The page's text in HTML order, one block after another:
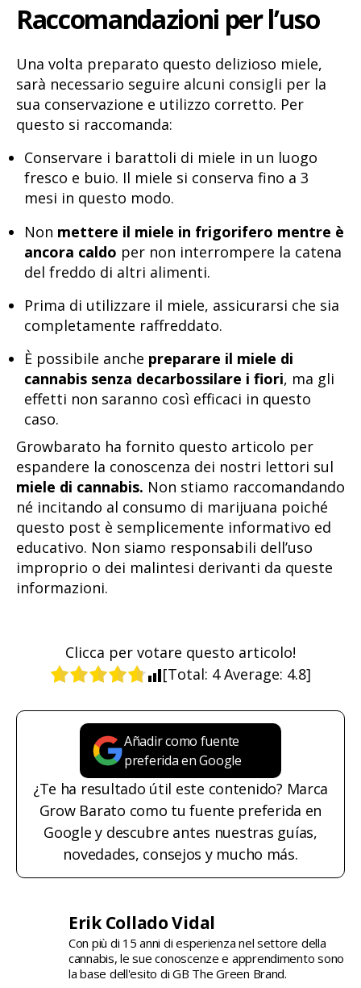
Raccomandazioni per l’uso
Una volta preparato questo delizioso miele,
sarà necessario seguire alcuni consigli per la
sua conservazione e utilizzo corretto. Per
questo si raccomanda:
Conservare i barattoli di miele in un luogo
fresco e buio. Il miele si conserva fino a 3
mesi in questo modo.
Non mettere il miele in frigorifero mentre è
ancora caldo per non interrompere la catena
del freddo di altri alimenti.
Prima di utilizzare il miele, assicurarsi che sia
completamente raffreddato.
È possibile anche preparare il miele di
cannabis senza decarbossilare i fiori, ma gli
effetti non saranno così efficaci in questo
caso.
Growbarato ha fornito questo articolo per
espandere la conoscenza dei nostri lettori sul
miele di cannabis. Non stiamo raccomandando
né incitando al consumo di marijuana poiché
questo post è semplicemente informativo ed
educativo. Non siamo responsabili dell’uso
improprio o dei malintesi derivanti da queste
informazioni.
Clicca per votare questo articolo!
[Total: 4Average: 4.8]
Añadir como fuente
preferida en Google
¿Te ha resultado útil este contenido? Marca
Grow Barato como tu fuente preferida en
Google y descubre antes nuestras guías,
novedades, consejos y mucho más.
Erik Collado Vidal
Con più di 15 anni di esperienza nel settore della
cannabis, le sue conoscenze e apprendimento sono
la base dell'esito di GB The Green Brand.